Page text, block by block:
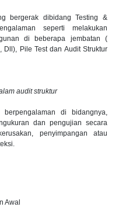
bergerak dibidang Testing &
seperti melakukan
di beberapa jembatan (
Dll), Pile Test dan Audit Struktur
audit struktur
di bidangnya,
dan pengujian secara
penyimpangan atau
Awal